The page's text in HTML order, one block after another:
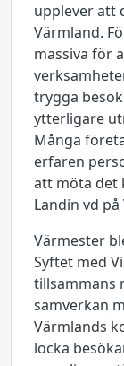
upplever att
Värmland.
massiva för
trygga
ytterligare
Många
erfaren
att möta det
Landin vd
Värmester
Syftet med
tillsammans
samverkan
Värmlands
locka